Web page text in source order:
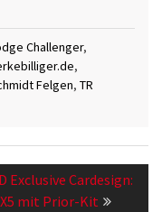
Challenger,
,
Felgen, TR
Exclusive Cardesign:
X5 mit Prior-Kit